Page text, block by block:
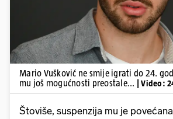
Mario Vušković ne smije igrati do 24.
mu još mogućnosti preostale...
| Video:
Štoviše, suspenzija mu je